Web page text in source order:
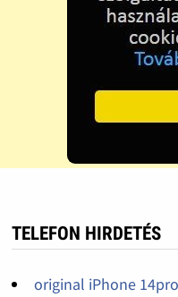
TELEFON HIRDETÉS
original iPhone